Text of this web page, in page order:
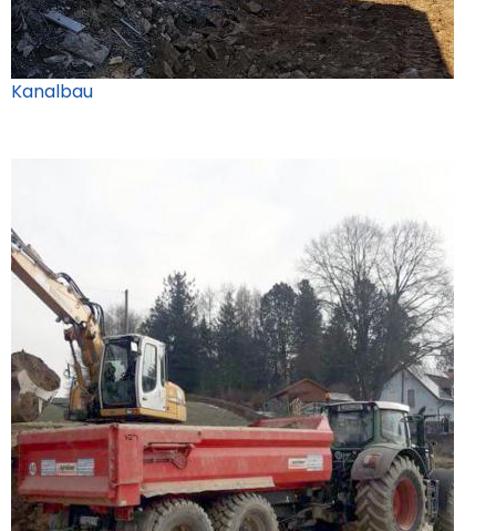
Kanalbau